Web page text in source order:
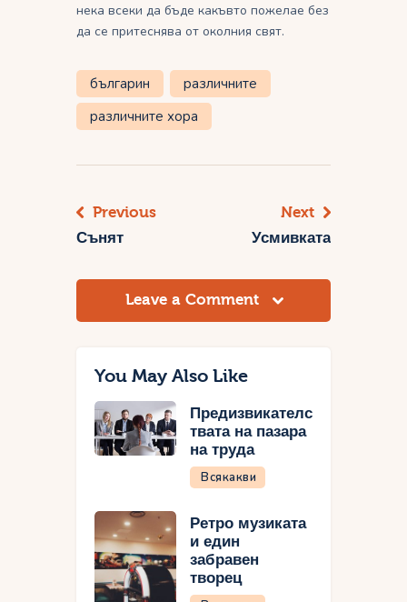
нека всеки да бъде какъвто пожелае без
да се притеснява от околния свят.
българин
различните
различните хора
Навигация
Previous
Сънят
Next
Усмивката
Leave a Comment
You May Also Like
Предизвикателс
твата на пазара
на труда
Всякакви
Ретро музиката
и един
забравен
творец